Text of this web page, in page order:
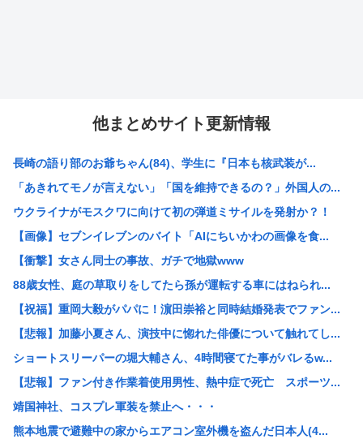
他まとめサイト更新情報
長崎の語り部のお爺ちゃん(84)、学生に『日本も核武装が...
「あきれてモノが言えない」「国を維持できるの？」外国人の...
ウクライナがモスクワに向けて初の弾道ミサイルを発射か？！
【画像】セブンイレブンのバイト「AIにちいかわの画像を食...
【衝撃】女さん同士の事故、ガチで地獄www
88歳女性、庭の草取りをしてたら孫が運転する車にはねられ...
【祝福】重岡大毅がパパに！濵田崇裕と同時結婚発表でファン...
【悲報】加藤小夏さん、演技中に惚れた俳優について触れてし...
ショートスリーパーの堀大輔さん、4時間寝てた事がバレるw...
【悲報】ファン付き作業着使用男性、熱中症で死亡 スポーツ...
靖国神社、コスプレ軍装を禁止へ・・・
熊本地震で避難中の家からエアコン室外機を盗んだ日本人(4...